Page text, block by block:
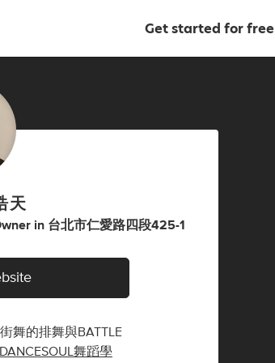
Get started for free
天
in 台北市仁愛路四段425-1
舞的排舞與BATTLE
DANCESOUL舞蹈學